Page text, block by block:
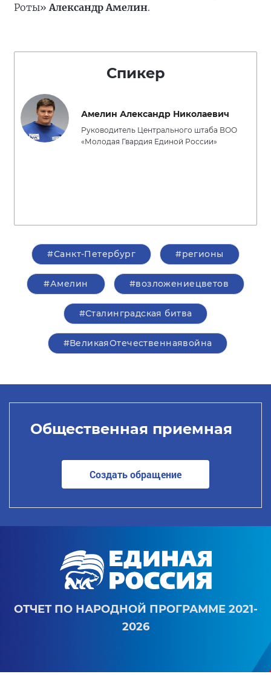
Роты» Александр Амелин.
Спикер
Амелин Александр Николаевич
Руководитель Центрального штаба ВОО
«Молодая Гвардия Единой России»
#Санкт-Петербург #регионы
#Амелин #возложениецветов
#Сталинградская битва
#ВеликаяОтечественнаявойна
Общественная приемная
Создать обращение
ОТЧЕТ ПО НАРОДНОЙ ПРОГРАММЕ 2021-
2026